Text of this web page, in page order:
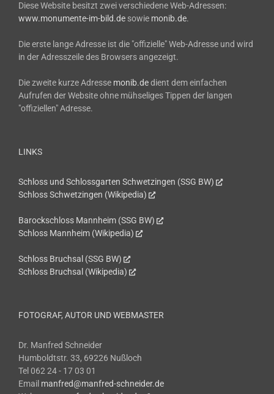
Diese Website besitzt zwei verschiedene Web-Adressen:
www.monumente-im-bild.de sowie monib.de.
Die erste lange Adresse ist die "offizielle" Web-Adresse und wird
in der Adresszeile des Browsers angezeigt.
Die zweite kurze Adresse monib.dedient dem einfachen
Aufrufen der Website ohne mühseliges Tippen der langen
"offiziellen" Adresse.
LINKS
Schloss und Schlossgarten Schwetzingen (SSG BW)
Schloss Schwetzingen (Wikipedia)
Barockschloss Mannheim (SSG BW)
Schloss Mannheim (Wikipedia)
Schloss Bruchsal (SSG BW)
Schloss Bruchsal (Wikipedia)
FOTOGRAF, AUTOR UND WEBMASTER
Dr. Manfred Schneider
Humboldtstr. 33, 69226 Nußloch
Tel 062 24 - 17 03 01
Email manfred@manfred-schneider.de